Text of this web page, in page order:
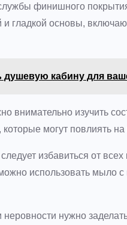
службы финишного
гладкой основы,
душевую кабину для
внимательно изучить
могут повлиять на
избавиться от
использовать мыло
нужно